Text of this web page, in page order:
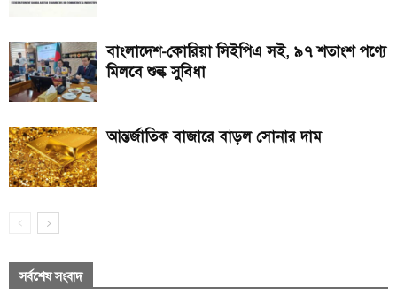
বাংলাদেশ-কোরিয়া সিইপিএ সই, ৯৭ শতাংশ পণ্যে
মিলবে শুল্ক সুবিধা
আন্তর্জাতিক বাজারে বাড়ল সোনার দাম
সর্বশেষ সংবাদ